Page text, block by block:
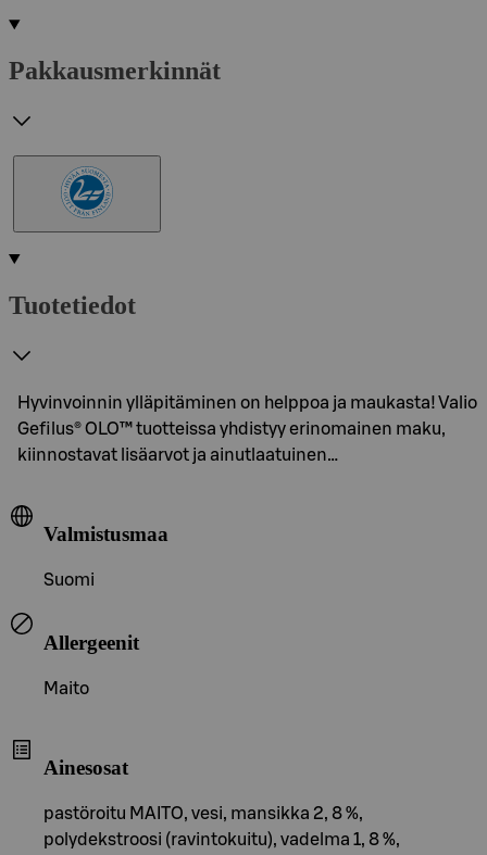
Pakkausmerkinnät
Tuotetiedot
Hyvinvoinnin ylläpitäminen on helppoa ja maukasta! Valio
Gefilus® OLO™ tuotteissa yhdistyy erinomainen maku,
kiinnostavat lisäarvot ja ainutlaatuinen…
Valmistusmaa
Suomi
Allergeenit
Maito
Ainesosat
pastöroitu MAITO, vesi, mansikka 2, 8 %,
polydekstroosi (ravintokuitu), vadelma 1, 8 %,